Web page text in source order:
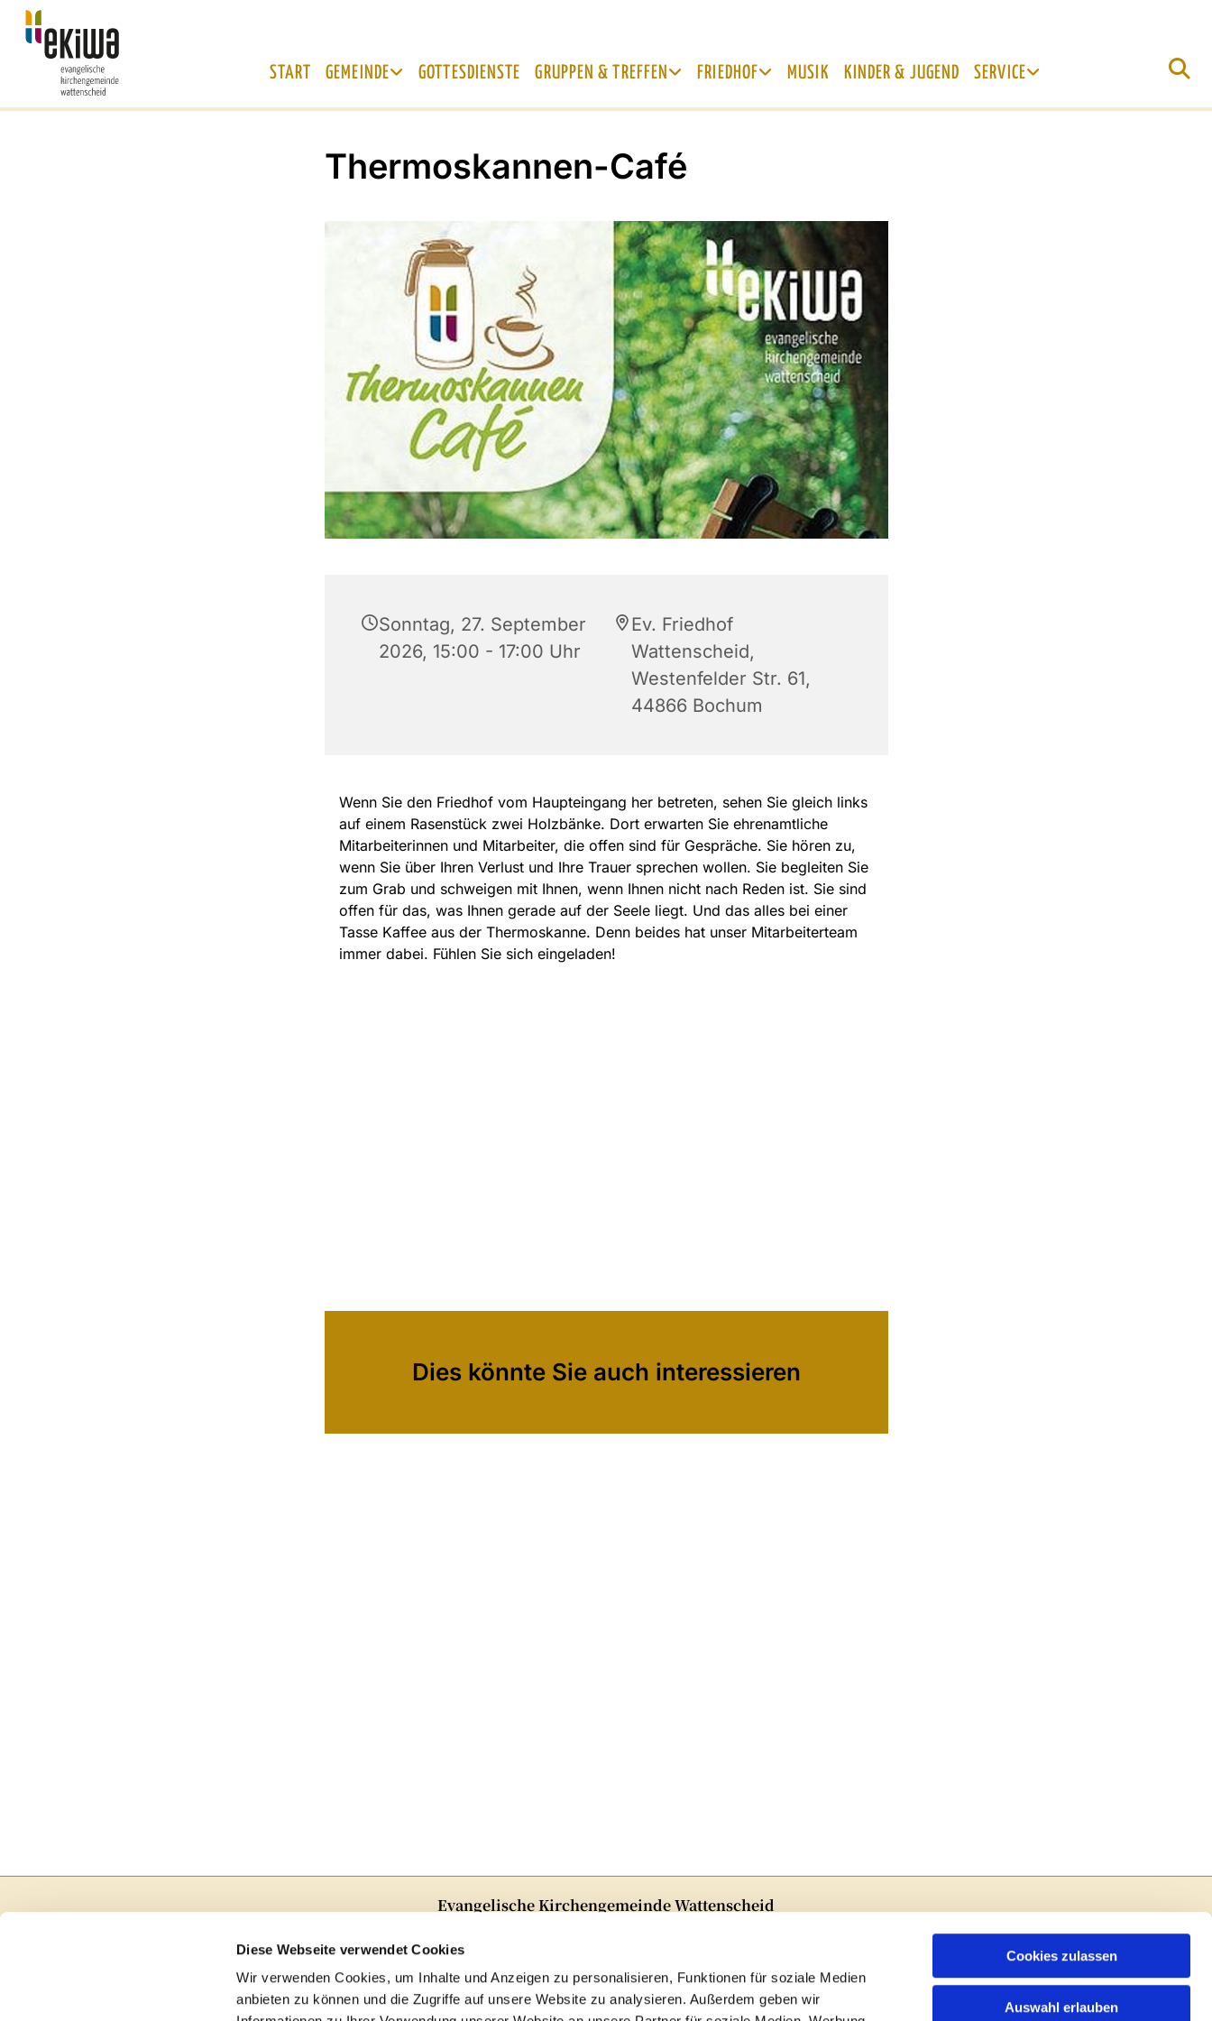
Diese Webseite verwendet Cookies
Wir verwenden Cookies, um Inhalte und Anzeigen zu personalisieren, Funktionen für soziale Medien
anbieten zu können und die Zugriffe auf unsere Website zu analysieren. Außerdem geben wir
Cookies zulassen
Auswahl erlauben
START GEMEINDE GOTTESDIENSTE GRUPPEN & TREFFEN FRIEDHOF MUSIK KINDER & JUGEND SERVICE
Thermoskannen-Café
Sonntag, 27. September
2026, 15:00 - 17:00 Uhr
Ev. Friedhof
Wattenscheid,
Westenfelder Str. 61,
44866 Bochum
Wenn Sie den Friedhof vom Haupteingang her betreten, sehen Sie gleich links
auf einem Rasenstück zwei Holzbänke. Dort erwarten Sie ehrenamtliche
Mitarbeiterinnen und Mitarbeiter, die offen sind für Gespräche. Sie hören zu,
wenn Sie über Ihren Verlust und Ihre Trauer sprechen wollen. Sie begleiten Sie
zum Grab und schweigen mit Ihnen, wenn Ihnen nicht nach Reden ist. Sie sind
offen für das, was Ihnen gerade auf der Seele liegt. Und das alles bei einer
Tasse Kaffee aus der Thermoskanne. Denn beides hat unser Mitarbeiterteam
immer dabei. Fühlen Sie sich eingeladen!
Dies könnte Sie auch interessieren
Evangelische Kirchengemeinde Wattenscheid
E-Mail:
ge-kg-Wattenscheid@ekvw.de
 Folgen Sie uns auf Instagram!